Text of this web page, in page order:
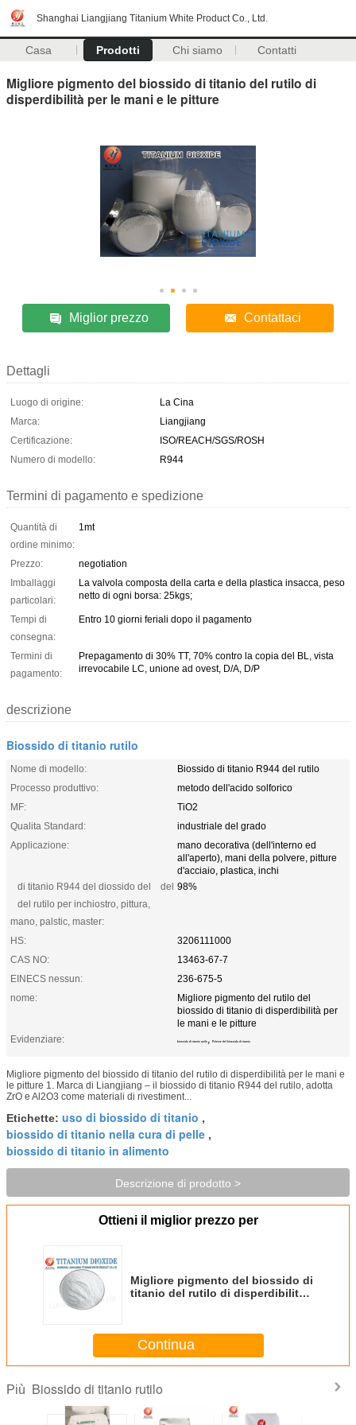
Shanghai Liangjiang Titanium White Product Co., Ltd.
Casa Prodotti Chi siamo Contatti
Migliore pigmento del biossido di titanio del rutilo di
disperdibilità per le mani e le pitture
Miglior prezzo Contattaci
Dettagli
Luogo di origine:
La Cina
Marca:
Liangjiang
Certificazione:
ISO/REACH/SGS/ROSH
Numero di modello:
R944
Termini di pagamento e spedizione
Quantità di
ordine minimo:
1mt
Prezzo:
negotiation
Imballaggi
particolari:
La valvola composta della carta e della plastica insacca, peso
netto di ogni borsa: 25kgs;
Tempi di
consegna:
Entro 10 giorni feriali dopo il pagamento
Termini di
pagamento:
Prepagamento di 30% TT, 70% contro la copia del BL, vista
irrevocabile LC, unione ad ovest, D/A, D/P
descrizione
Biossido di titanio rutilo
Nome di modello:
Biossido di titanio R944 del rutilo
Processo produttivo:
metodo dell'acido solforico
MF:
TiO2
Qualita Standard:
industriale del grado
Applicazione:
mano decorativa (dell'interno ed
all'aperto), mani della polvere, pitture
d'acciaio, plastica, inchi
di titanio R944 del diossido del del
del rutilo per inchiostro, pittura,
mano, palstic, master:
98%
HS:
3206111000
CAS NO:
13463-67-7
EINECS nessun:
236-675-5
nome:
Migliore pigmento del rutilo del
biossido di titanio di disperdibilità per
le mani e le pitture
Evidenziare:
biossido di titanio rutilo , Polvere del biossido di titanio
Migliore pigmento del biossido di titanio del rutilo di disperdibilità per le mani e
le pitture 1. Marca di Liangjiang – il biossido di titanio R944 del rutilo, adotta
ZrO e Al2O3 come materiali di rivestiment...
Etichette: uso di biossido di titanio ,
biossido di titanio nella cura di pelle ,
biossido di titanio in alimento
Descrizione di prodotto >
Ottieni il miglior prezzo per
Migliore pigmento del biossido di
titanio del rutilo di disperdibilità
Continua
Più Biossido di titanio rutilo